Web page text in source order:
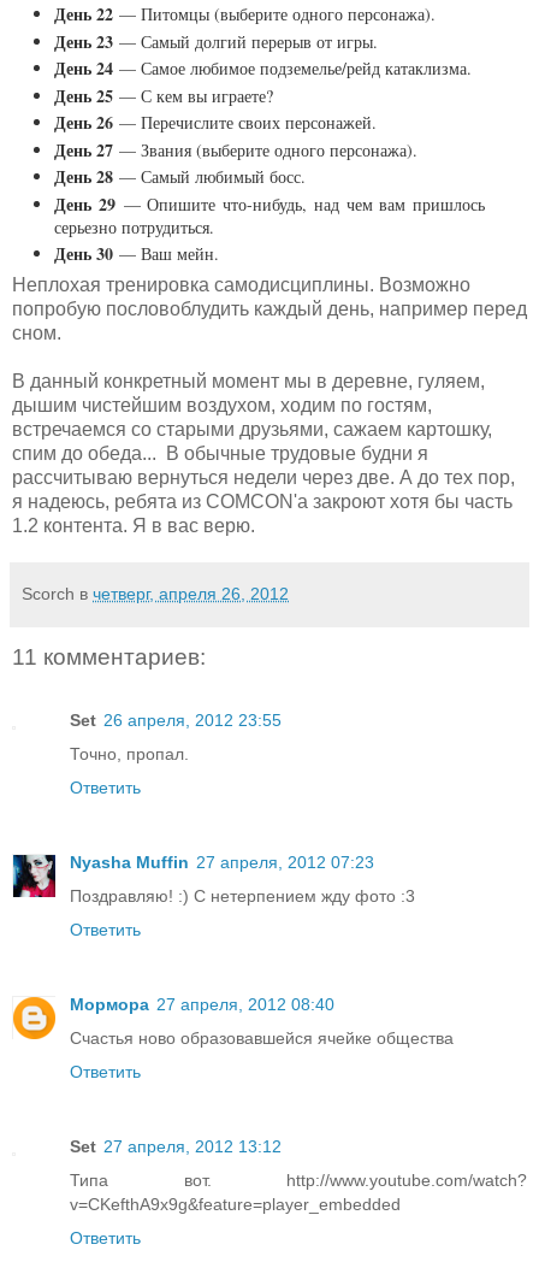
День 22 — Питомцы (выберите одного персонажа).
День 23 — Самый долгий перерыв от игры.
День 24 — Самое любимое подземелье/рейд катаклизма.
День 25 — С кем вы играете?
День 26 — Перечислите своих персонажей.
День 27 — Звания (выберите одного персонажа).
День 28 — Самый любимый босс.
День 29— Опишите что-нибудь, над чем вам пришлось
серьезно потрудиться.
День 30 — Ваш мейн.
Неплохая тренировка самодисциплины. Возможно
попробую пословоблудить каждый день, например перед
сном.
В данный конкретный момент мы в деревне, гуляем,
дышим чистейшим воздухом, ходим по гостям,
встречаемся со старыми друзьями, сажаем картошку,
спим до обеда... В обычные трудовые будни я
рассчитываю вернуться недели через две. А до тех пор,
я надеюсь, ребята из COMCON'а закроют хотя бы часть
1.2 контента. Я в вас верю.
Scorch в четверг, апреля 26, 2012
11 комментариев:
Set 26 апреля, 2012 23:55
Точно, пропал.
Ответить
Nyasha Muffin 27 апреля, 2012 07:23
Поздравляю! :) С нетерпением жду фото :3
Ответить
Мормора 27 апреля, 2012 08:40
Счастья ново образовавшейся ячейке общества
Ответить
Set 27 апреля, 2012 13:12
Типа вот. http://www.youtube.com/watch?
v=CKefthA9x9g&feature=player_embedded
Ответить